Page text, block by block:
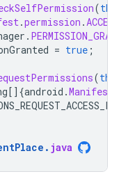
(
.permission .
.
= true ;
(
[] {android .Manifest
. java